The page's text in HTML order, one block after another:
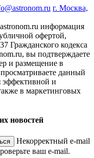
г. Москва,
информация
офертой,
Гражданского кодекса
вы подтверждаете
и размещение в
данный
эффективной и
в маркетинговых
новостей
Некорректный e-mail
ваш e-mail.